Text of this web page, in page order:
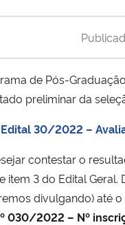
de Pós-
preliminar da
30/2022 –
contestar o
item 3 do Edital
divulgando) até
030/2022 – Nº